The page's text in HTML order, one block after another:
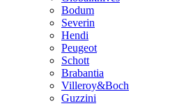
Bodum
Severin
Hendi
Peugeot
Schott
Brabantia
Villeroy&Boch
Guzzini